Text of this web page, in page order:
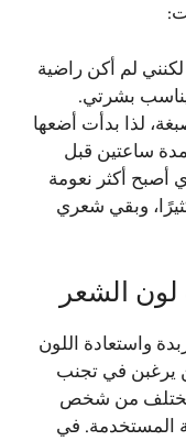
لم أكن راضية
بشرتي.
لذا بدأت أضعها
ساعتين قبل
أصبح أكثر نعومة
وبقي شعري
الشعر
واستعادة اللون
يرغبن في تجنب
قد تختلف من شخص
المستخدمة. في